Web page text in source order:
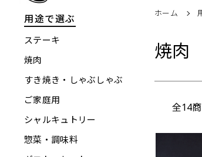
用途で選ぶ
ステーキ
焼肉
すき焼き・しゃぶしゃぶ
ご家庭用
シャルキュトリー
惣菜・調味料
ホーム
焼肉
全14